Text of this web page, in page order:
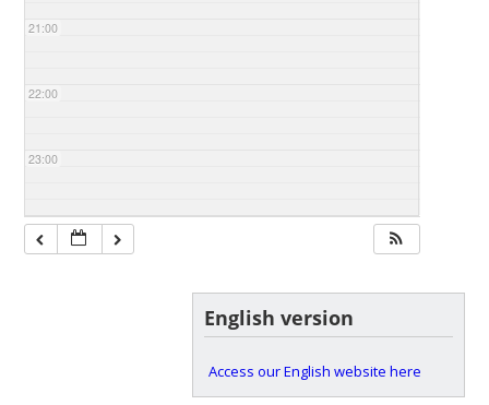
21:00
22:00
23:00
English version
Access our English website here